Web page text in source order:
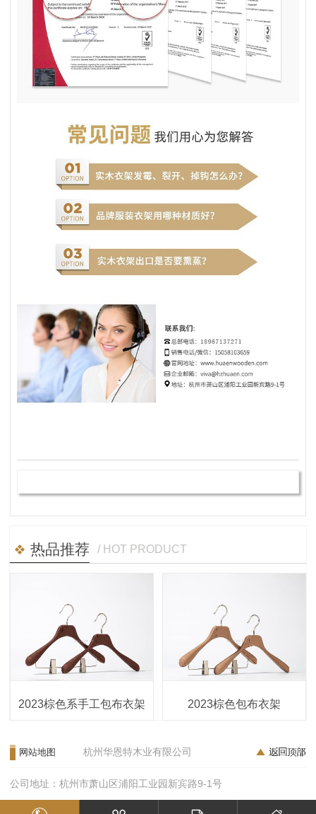
热品推荐 / HOT PRODUCT
2023棕色系手工包布衣架 2023棕色包布衣架
网站地图 杭州华恩特木业有限公司
公司地址：杭州市萧山区浦阳工业园新宾路9-1号